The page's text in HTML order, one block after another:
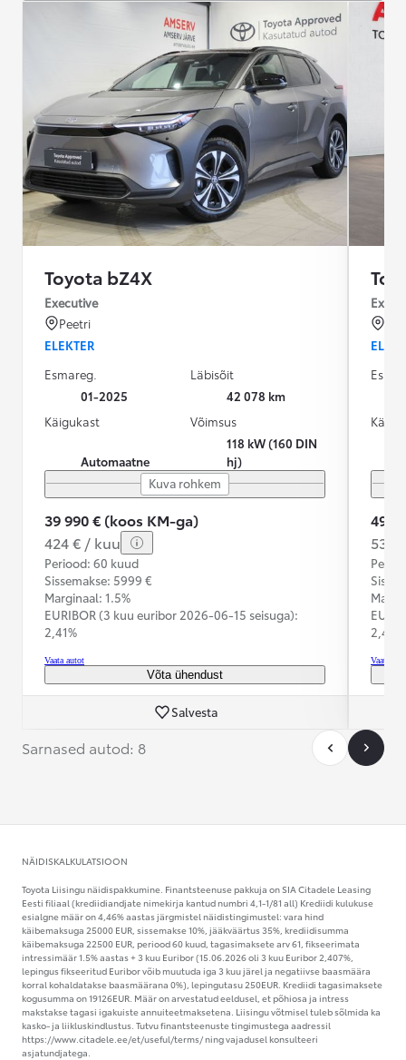
Toyota bZ4X
Executive
Peetri
ELEKTER
Esmareg.
01-2025
Läbisõit
42 078 km
Käigukast
Automaatne
Võimsus
118 kW (160 DIN
hj)
Kuva rohkem
39 990 € (koos KM-ga)
424 € / kuu
Periood: 60 kuud
Sissemakse: 5999 €
Marginaal: 1.5%
EURIBOR (3 kuu euribor 2026-06-15 seisuga):
2,41%
Vaata autot
Võta ühendust
Salvesta
49
530
2,41%
Vaata
Sarnased autod: 8
NÄIDISKALKULATSIOON
Toyota Liisingu näidispakkumine. Finantsteenuse pakkuja on SIA Citadele Leasing
Eesti filiaal (krediidiandjate nimekirja kantud numbri 4,1-1/81 all) Krediidi kulukuse
esialgne määr on 4,46% aastas järgmistel näidistingimustel: vara hind
käibemaksuga 25000 EUR, sissemakse 10%, jääkväärtus 35%, krediidisumma
käibemaksuga 22500 EUR, periood 60 kuud, tagasimaksete arv 61, fikseerimata
intressimäär 1.5% aastas + 3 kuu Euribor (15.06.2026 oli 3 kuu Euribor 2,407%,
lepingus fikseeritud Euribor võib muutuda iga 3 kuu järel ja negatiivse baasmäära
korral kohaldatakse baasmäärana 0%), lepingutasu 250EUR. Krediidi tagasimaksete
kogusumma on 19126EUR. Määr on arvestatud eeldusel, et põhiosa ja intress
makstakse tagasi igakuiste annuiteetmaksetena. Liisingu võtmisel tuleb sõlmida ka
kasko- ja liikluskindlustus. Tutvu finantsteenuste tingimustega aadressil
https://www.citadele.ee/et/useful/terms/ ning vajadusel konsulteeri
asjatundjatega.